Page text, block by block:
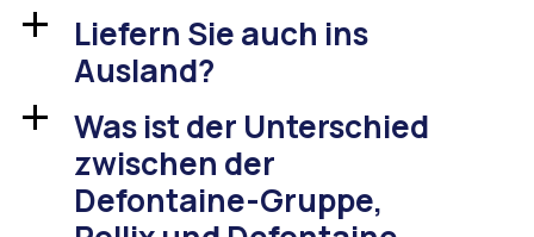
a
Liefern Sie auch ins
Ausland?
a
Was ist der Unterschied
zwischen der
Defontaine-Gruppe,